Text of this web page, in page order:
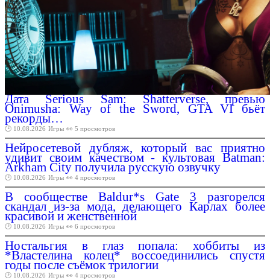
Дата Serious Sam: Shatterverse, превью
Onimusha: Way of the Sword, GTA VI бьёт
рекорды…
🕑 10.08.2026 Игры 👀 5 просмотров
Нейросетевой дубляж, который вас приятно
удивит своим качеством - культовая Batman:
Arkham City получила русскую озвучку
🕑 10.08.2026 Игры 👀 4 просмотров
В сообществе Baldur*s Gate 3 разгорелся
скандал из-за мода, делающего Карлах более
красивой и женственной
🕑 10.08.2026 Игры 👀 6 просмотров
Ностальгия в глаз попала: хоббиты из
*Властелина колец* воссоединились спустя
годы после съёмок трилогии
🕑 10.08.2026 Игры 👀 4 просмотров